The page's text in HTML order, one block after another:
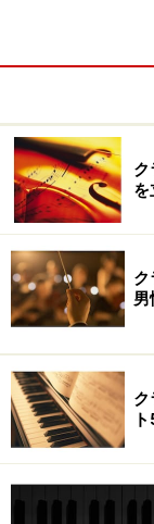
ただきました
な名盤です。
まれる化学反応
予定されている
■スキャンダル
1：『ア・ソフ
※テクノの影響
種、今回の白眉
2：『春の祭典
※互いが互いの
いところは激し
3：『シェヘラ
を
ク
男
ク